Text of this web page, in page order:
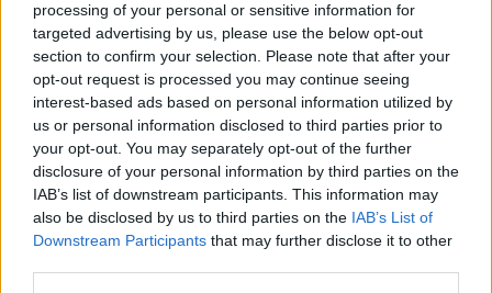
processing of your personal or sensitive information for
targeted advertising by us, please use the below opt-out
section to confirm your selection. Please note that after your
opt-out request is processed you may continue seeing
interest-based ads based on personal information utilized by
us or personal information disclosed to third parties prior to
your opt-out. You may separately opt-out of the further
disclosure of your personal information by third parties on the
IAB’s list of downstream participants. This information may
also be disclosed by us to third parties on the IAB’s List of
Downstream Participants that may further disclose it to other
Tags Δήμος Ηλιούπολης Περιφέρεια
Αττικής γήπεδο πάρκο Χαλικάκι
Ξέρεις να διαβάζεις την ετικέτα
ενός κρασιού;